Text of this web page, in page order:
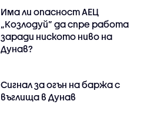
Има ли опасност АЕЦ
„Козлодуй” да спре работа
заради ниското ниво на
Дунав?
Сигнал за огън на баржа с
въглища в Дунав